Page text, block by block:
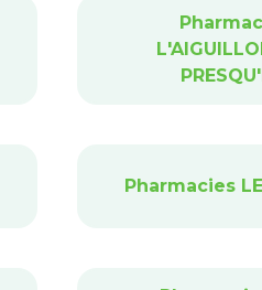
Pharmacies LE